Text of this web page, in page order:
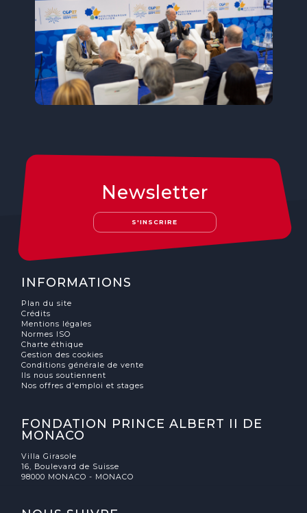
Newsletter
S'INSCRIRE
INFORMATIONS
Plan du site
Crédits
Mentions légales
Normes ISO
Charte éthique
Gestion des cookies
Conditions générale de vente
Ils nous soutiennent
Nos offres d'emploi et stages
FONDATION PRINCE ALBERT II DE
MONACO
Villa Girasole
16, Boulevard de Suisse
98000 MONACO - MONACO